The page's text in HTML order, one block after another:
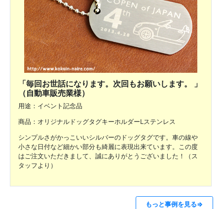
「毎回お世話になります。次回もお願いします。 」
（自動車販売業様）
用途：イベント記念品
商品：オリジナルドッグタグキーホルダーLステンレス
シンプルさがかっこいいシルバーのドッグタグです。車の線や
小さな日付など細かい部分も綺麗に表現出来ています。この度
はご注文いただきまして、誠にありがとうございました！（ス
タッフより）
もっと事例を見る⇒